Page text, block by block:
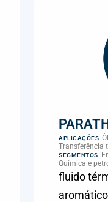
APLICAÇÕES
Transferência
SEGMENTOS
Química e
fluido